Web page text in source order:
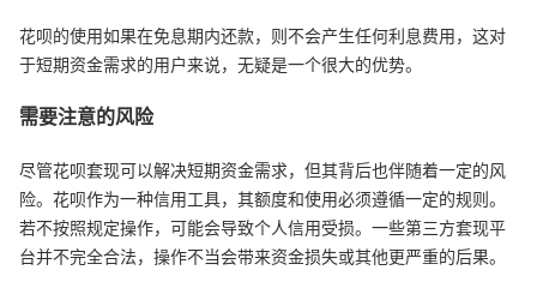
花呗的使用如果在免息期内还款，则不会产生任何利息费用，这对
于短期资金需求的用户来说，无疑是一个很大的优势。
需要注意的风险
尽管花呗套现可以解决短期资金需求，但其背后也伴随着一定的风
险。花呗作为一种信用工具，其额度和使用必须遵循一定的规则。
若不按照规定操作，可能会导致个人信用受损。一些第三方套现平
台并不完全合法，操作不当会带来资金损失或其他更严重的后果。